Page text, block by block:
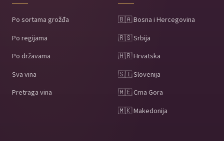
Po sortama grožđa
Po regijama
Po državama
Sva vina
Pretraga vina
🇧🇦 Bosna i Hercegovina
🇷🇸 Srbija
🇭🇷 Hrvatska
🇸🇮 Slovenija
🇲🇪 Crna Gora
🇲🇰 Makedonija